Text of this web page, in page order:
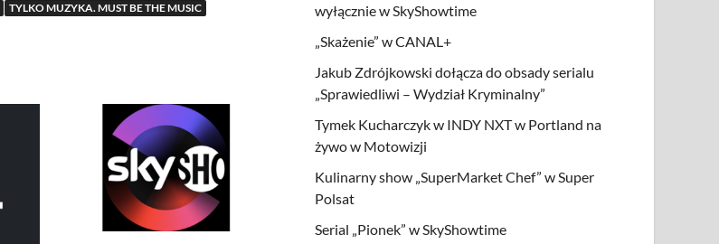
TYLKO MUZYKA. MUST BE THE MUSIC
wyłącznie w SkyShowtime
„Skażenie” w CANAL+
Jakub Zdrójkowski dołącza do obsady serialu
„Sprawiedliwi – Wydział Kryminalny”
Tymek Kucharczyk w INDY NXT w Portland na
żywo w Motowizji
Kulinarny show „SuperMarket Chef” w Super
Polsat
Serial „Pionek” w SkyShowtime